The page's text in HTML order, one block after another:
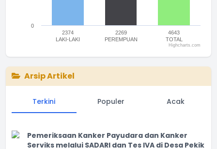
2374
LAKI-LAKI
2269
PEREMPUAN
4643
TOTAL
0
Highcharts.com
Arsip Artikel
Terkini Populer Acak
Pemeriksaan Kanker Payudara dan Kanker
Serviks melalui SADARI dan Tes IVA di Desa Pekik